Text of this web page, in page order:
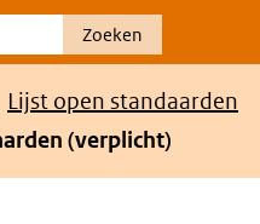
Zoeken
Lijst open standaarden
(verplicht)